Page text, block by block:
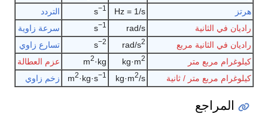
هرتز
Hz = 1/s
s−1
التردد
راديان في الثانية
rad/s
s−1
سرعة زاوية
راديان في الثانية مربع
rad/s2
s−2
تسارع زاوي
كيلوغرام مربع متر
kg·m2
m2·kg
عزم العطالة
كيلوغرام مربع متر / ثانية
kg·m2/s
m2·kg·s−1 زخم زاوي
المراجع